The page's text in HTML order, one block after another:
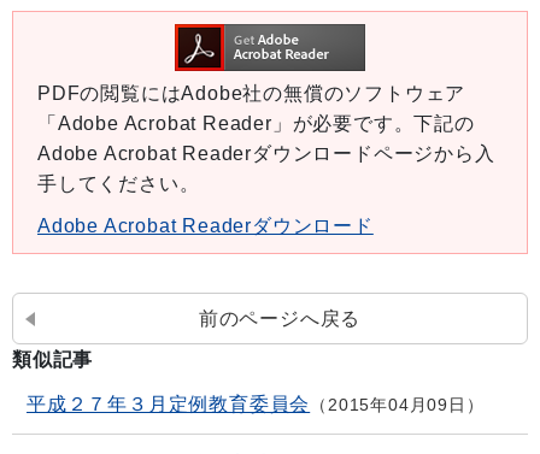
PDFの閲覧にはAdobe社の無償のソフトウェア
「Adobe Acrobat Reader」が必要です。下記の
Adobe Acrobat Readerダウンロードページから入
手してください。
Adobe Acrobat Readerダウンロード
前のページへ戻る
類似記事
平成２７年３月定例教育委員会 2015年04月09日